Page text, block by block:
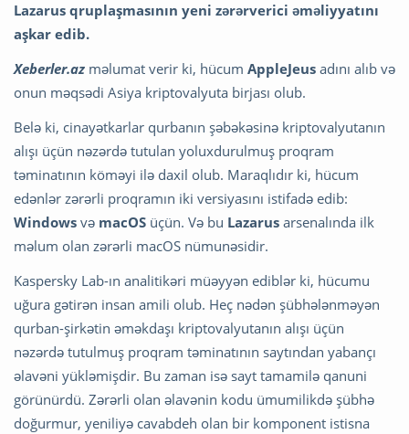
Lazarus qruplaşmasının yeni zərərverici əməliyyatını
aşkar edib.
Xeberler.az məlumat verir ki, hücum AppleJeus adını alıb və
onun məqsədi Asiya kriptovalyuta birjası olub.
Belə ki, cinayətkarlar qurbanın şəbəkəsinə kriptovalyutanın
alışı üçün nəzərdə tutulan yoluxdurulmuş proqram
təminatının köməyi ilə daxil olub. Maraqlıdır ki, hücum
edənlər zərərli proqramın iki versiyasını istifadə edib:
Windows və macOS üçün. Və bu Lazarus arsenalında ilk
məlum olan zərərli macOS nümunəsidir.
Kaspersky Lab-ın analitikəri müəyyən ediblər ki, hücumu
uğura gətirən insan amili olub. Heç nədən şübhələnməyən
qurban-şirkətin əməkdaşı kriptovalyutanın alışı üçün
nəzərdə tutulmuş proqram təminatının saytından yabançı
əlavəni yükləmişdir. Bu zaman isə sayt tamamilə qanuni
görünürdü. Zərərli olan əlavənin kodu ümumilikdə şübhə
doğurmur, yeniliyə cavabdeh olan bir komponent istisna